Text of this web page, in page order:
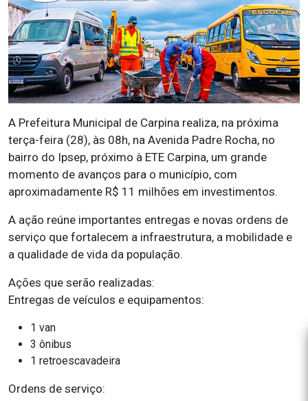
A Prefeitura Municipal de Carpina realiza, na próxima
terça-feira (28), às 08h, na Avenida Padre Rocha, no
bairro do Ipsep, próximo à ETE Carpina, um grande
momento de avanços para o município, com
aproximadamente R$ 11 milhões em investimentos.
A ação reúne importantes entregas e novas ordens de
serviço que fortalecem a infraestrutura, a mobilidade e
a qualidade de vida da população.
Ações que serão realizadas:
Entregas de veículos e equipamentos:
1 van
3 ônibus
1 retroescavadeira
Ordens de serviço: